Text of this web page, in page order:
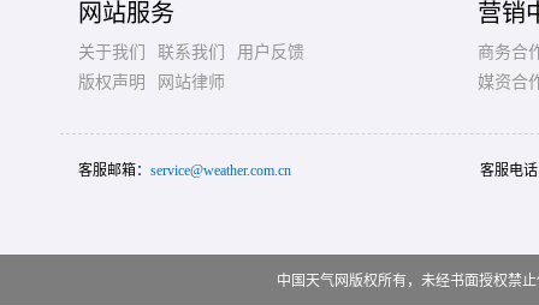
网站服务
关于我们 联系我们
用户反馈
版权声明
网站律师
营销
商务合
媒资合
客服邮箱： service@weather.com.cn 客服电
中国天气网版权所有，未经书面授权